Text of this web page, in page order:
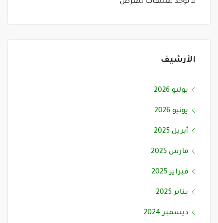
لا توجد تعليقات للعرض.
الأرشيف
يوليو 2026
يونيو 2026
أبريل 2025
مارس 2025
فبراير 2025
يناير 2025
ديسمبر 2024